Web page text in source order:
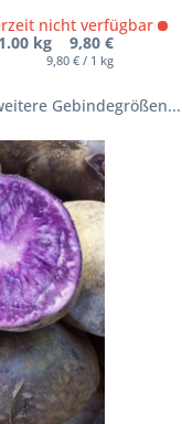
nicht verfügbar
1.00 kg 9,80 €
9,80 € / 1 kg
Gebindegrößen...